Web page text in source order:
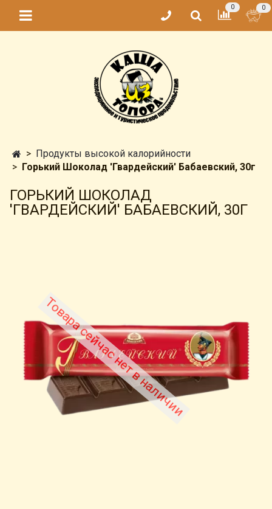
0 0
Продукты высокой калорийности
Горький Шоколад 'Гвардейский' Бабаевский, 30г
ГОРЬКИЙ ШОКОЛАД
'ГВАРДЕЙСКИЙ' БАБАЕВСКИЙ, 30Г
Товара сейчас нет в наличии